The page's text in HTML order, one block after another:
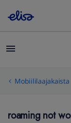
Mobiililaajakaista
roaming not